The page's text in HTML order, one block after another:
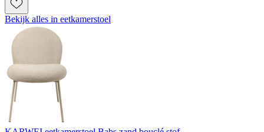
Bekijk alles in eetkamerstoel